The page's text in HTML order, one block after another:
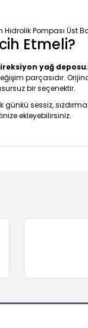
Pompası Üst
Etmeli?
yağ deposu
parçasıdır.
bir seçenektir.
günkü sessiz,
ekleyebilirsiniz.